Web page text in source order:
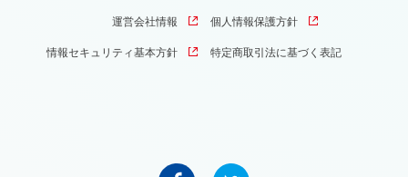
運営会社情報 個人情報保護方針
情報セキュリティ基本方針 特定商取引法に基づく表記